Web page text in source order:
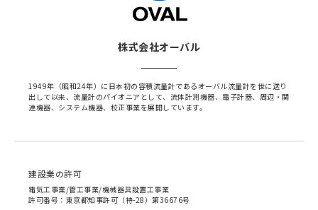
株式会社オーバル
1949年（昭和24年）に日本初の容積流量計であるオーバル流量計を世に送り
出して以来、流量計のパイオニアとして、流体計測機器、電子計器、周辺・関
連機器、システム機器、校正事業を展開しています。
建設業の許可
電気工事業/管工事業/機械器具設置工事業
許可番号：東京都知事許可（特-28）第36676号